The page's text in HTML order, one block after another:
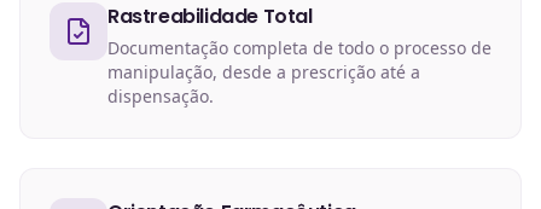
Rastreabilidade Total
Documentação completa de todo o processo de
manipulação, desde a prescrição até a
dispensação.